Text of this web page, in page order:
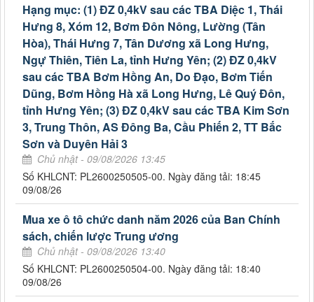
Hạng mục: (1) ĐZ 0,4kV sau các TBA Diệc 1, Thái
Hưng 8, Xóm 12, Bơm Đôn Nông, Lường (Tân
Hòa), Thái Hưng 7, Tân Dương xã Long Hưng,
Ngự Thiên, Tiên La, tỉnh Hưng Yên; (2) ĐZ 0,4kV
sau các TBA Bơm Hồng An, Do Đạo, Bơm Tiến
Dũng, Bơm Hồng Hà xã Long Hưng, Lê Quý Đôn,
tỉnh Hưng Yên; (3) ĐZ 0,4kV sau các TBA Kim Sơn
3, Trung Thôn, AS Đông Ba, Cầu Phiến 2, TT Bắc
Sơn và Duyên Hải 3
Chủ nhật - 09/08/2026 13:45
Số KHLCNT: PL2600250505-00. Ngày đăng tải: 18:45
09/08/26
Mua xe ô tô chức danh năm 2026 của Ban Chính
sách, chiến lược Trung ương
Chủ nhật - 09/08/2026 13:40
Số KHLCNT: PL2600250504-00. Ngày đăng tải: 18:40
09/08/26